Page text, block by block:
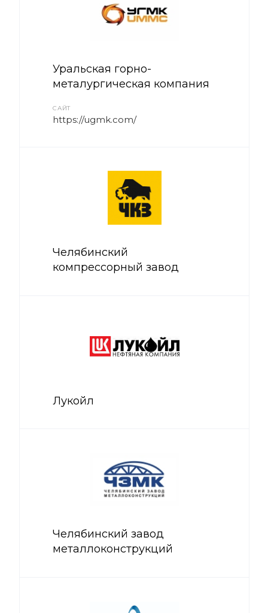
Уральская горно-
металургическая компания
САЙТ
https://ugmk.com/
Челябинский
компрессорный завод
Лукойл
Челябинский завод
металлоконструкций